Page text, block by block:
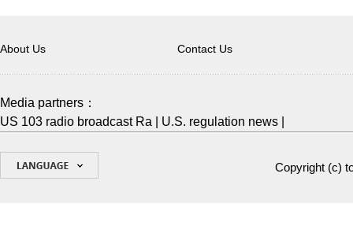
About Us Contact Us
Media partners：
US 103 radio broadcast Ra
U.S. regulation news
Copyright (c)